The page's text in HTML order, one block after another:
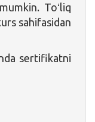
Toʻliq
sahifasidan
sertifikatni